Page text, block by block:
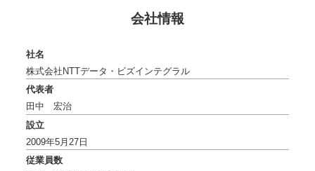
会社情報
社名
株式会社NTTデータ・ビズインテグラル
代表者
田中 宏治
設立
2009年5月27日
従業員数